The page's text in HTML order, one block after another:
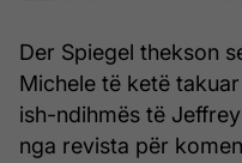
Der Spiegel thekson
Michele të ketë
ish-ndihmës të
nga revista për